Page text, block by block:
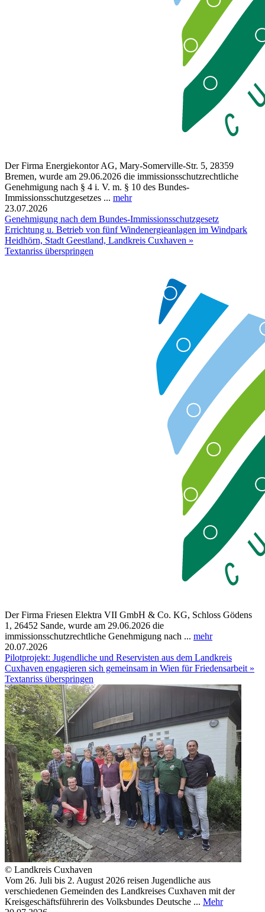
Der Firma Energiekontor AG, Mary-Somerville-Str. 5, 28359
Bremen, wurde am 29.06.2026 die immissionsschutzrechtliche
Genehmigung nach § 4 i. V. m. § 10 des Bundes-
Immissionsschutzgesetzes ... mehr
23.07.2026
Genehmigung nach dem Bundes-Immissionsschutzgesetz
Errichtung u. Betrieb von fünf Windenergieanlagen im Windpark
Heidhörn, Stadt Geestland, Landkreis Cuxhaven »
Textanriss überspringen
Der Firma Friesen Elektra VII GmbH & Co. KG, Schloss Gödens
1, 26452 Sande, wurde am 29.06.2026 die
immissionsschutzrechtliche Genehmigung nach ... mehr
20.07.2026
Pilotprojekt: Jugendliche und Reservisten aus dem Landkreis
Cuxhaven engagieren sich gemeinsam in Wien für Friedensarbeit »
Textanriss überspringen
© Landkreis Cuxhaven
Vom 26. Juli bis 2. August 2026 reisen Jugendliche aus
verschiedenen Gemeinden des Landkreises Cuxhaven mit der
Kreisgeschäftsführerin des Volksbundes Deutsche ... Mehr